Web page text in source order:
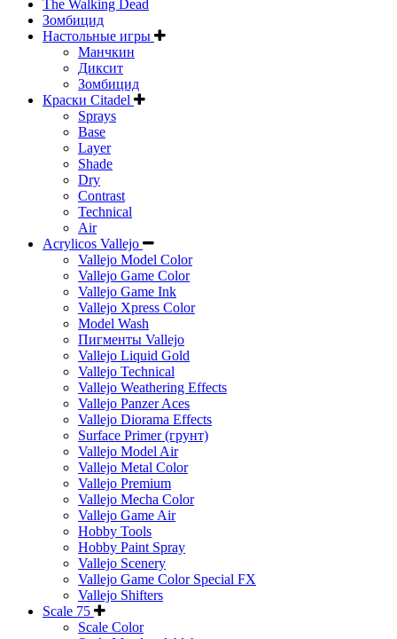
The Walking Dead
Зомбицид
Настольные игры
Манчкин
Диксит
Зомбицид
Краски Citadel
Sprays
Base
Layer
Shade
Dry
Contrast
Technical
Air
Acrylicos Vallejo
Vallejo Model Color
Vallejo Game Color
Vallejo Game Ink
Vallejo Xpress Color
Model Wash
Пигменты Vallejo
Vallejo Liquid Gold
Vallejo Technical
Vallejo Weathering Effects
Vallejo Panzer Aces
Vallejo Diorama Effects
Surface Primer (грунт)
Vallejo Model Air
Vallejo Metal Color
Vallejo Premium
Vallejo Mecha Color
Vallejo Game Air
Hobby Tools
Hobby Paint Spray
Vallejo Scenery
Vallejo Game Color Special FX
Vallejo Shifters
Scale 75
Scale Color